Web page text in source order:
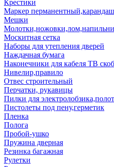
Крестики
Маркер
Мешки
Москитная сетка
Наборы для утепления дверей
Наждачная бумага
Наконечники для кабеля ТВ
Нивелир,правило
Отвес строительный
Перчатки, рукавицы
Пилки для
Пистолеты под пену,герметик
Пленка
Полога
Пробой-ушко
Пружина дверная
Резинка багажная
Рулетки